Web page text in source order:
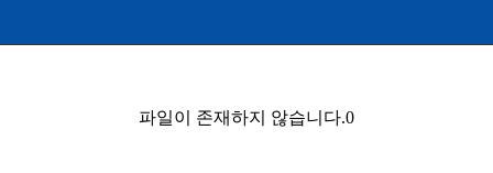
파일이 존재하지 않습니다.0